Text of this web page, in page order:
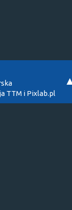
TTM i Pixlab.pl